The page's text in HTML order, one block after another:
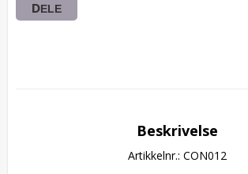
DELE
Beskrivelse
Artikkelnr.: CON012